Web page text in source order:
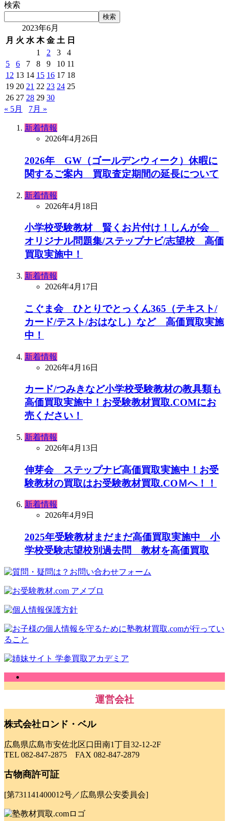
検索
検索
2023年6月
月 火 水 木 金 土 日
1
2 3
4
5
6 7 8 9 10 11
12 13 14 15 16 17 18
19 20 21 22 23 24 25
26 27 28 29 30
« 5月
7月 »
新着情報
2026年4月26日
2026年 GW（ゴールデンウィーク）休暇に
関するご案内 買取査定期間の延長について
新着情報
2026年4月18日
小学校受験教材 賢くお片付け！しんが会
オリジナル問題集/ステップナビ/志望校 高価
買取実施中！
新着情報
2026年4月17日
こぐま会 ひとりでとっくん365（テキスト/
カード/テスト/おはなし）など 高価買取実施
中！
新着情報
2026年4月16日
カード/つみきなど小学校受験教材の教具類も
高価買取実施中！お受験教材買取.COMにお
売ください！
新着情報
2026年4月13日
伸芽会 ステップナビ高価買取実施中！お受
験教材の買取はお受験教材買取.COＭへ！！
新着情報
2026年4月9日
2025年受験教材まだまだ高価買取実施中 小
学校受験志望校別過去問 教材を高価買取
運営会社
株式会社ロンド・ベル
広島県広島市安佐北区口田南1丁目32-12-2F
TEL 082-847-2875 FAX 082-847-2879
古物商許可証
[第731141400012号／広島県公安委員会]